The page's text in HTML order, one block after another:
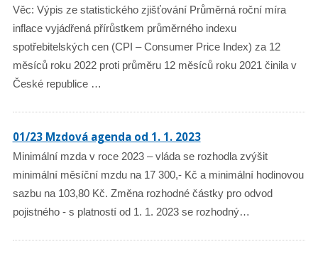
Věc: Výpis ze statistického zjišťování Průměrná roční míra
inflace vyjádřená přírůstkem průměrného indexu
spotřebitelských cen (CPI – Consumer Price Index) za 12
měsíců roku 2022 proti průměru 12 měsíců roku 2021 činila v
České republice …
01/23 Mzdová agenda od 1. 1. 2023
Minimální mzda v roce 2023 – vláda se rozhodla zvýšit
minimální měsíční mzdu na 17 300,- Kč a minimální hodinovou
sazbu na 103,80 Kč. Změna rozhodné částky pro odvod
pojistného - s platností od 1. 1. 2023 se rozhodný…